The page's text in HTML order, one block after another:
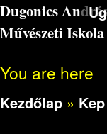
Dugonics
Művészeti
You are here
Kezdőlap » Kep